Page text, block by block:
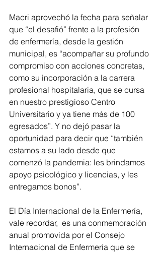
Macri aprovechó la fecha para señalar
que “el desafió” frente a la profesión
de enfermería, desde la gestión
municipal, es “acompañar su profundo
compromiso con acciones concretas,
como su incorporación a la carrera
profesional hospitalaria, que se cursa
en nuestro prestigioso Centro
Universitario y ya tiene más de 100
egresados”. Y no dejó pasar la
oportunidad para decir que “también
estamos a su lado desde que
comenzó la pandemia: les brindamos
apoyo psicológico y licencias, y les
entregamos bonos”.
El Día Internacional de la Enfermería,
vale recordar,  es una conmemoración
anual promovida por el Consejo
Internacional de Enfermería que se